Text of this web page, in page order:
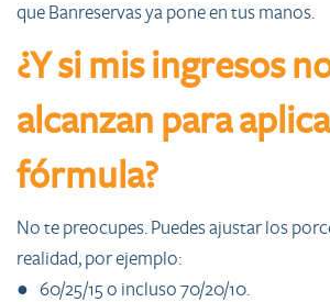
que Banreservas ya pone en tus manos.
¿Y si mis ingresos
alcanzan para
fórmula?
No te preocupes. Puedes ajustar los
realidad, por ejemplo:
● 60/25/15 o incluso 70/20/10.